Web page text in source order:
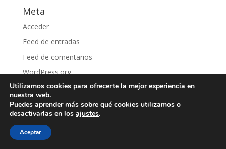
Meta
Acceder
Feed de entradas
Feed de comentarios
WordPress.org
desarrollado por www.onlinerestaurantes.com
Utilizamos cookies para ofrecerte la mejor experiencia en
nuestra web.
Puedes aprender más sobre qué cookies utilizamos o
desactivarlas en los ajustes.
Aceptar